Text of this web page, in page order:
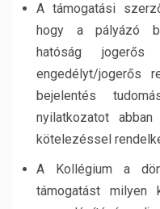
A támogatási
hogy a pályázó
hatóság jogerős
engedélyt/jogerős
bejelentés
nyilatkozatot
kötelezéssel
A Kollégium a
támogatást milyen